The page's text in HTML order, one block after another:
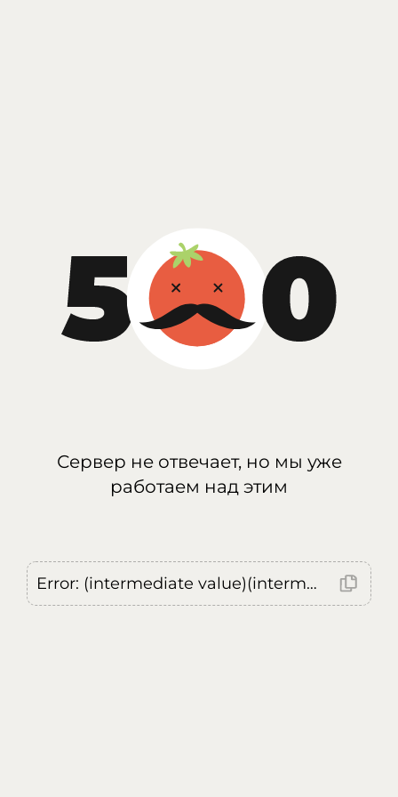
Сервер не отвечает, но мы уже
работаем над этим
Error: (intermediate value)(intermediate value)(intermediate value).replaceAll is not a function